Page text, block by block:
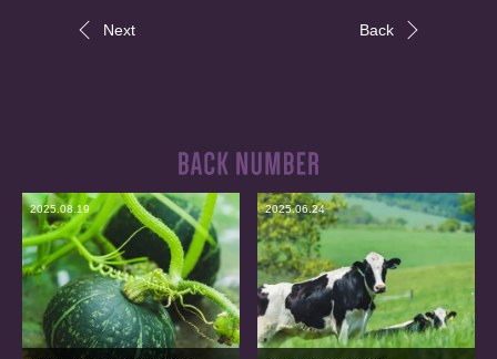
Next Back
2025.08.19 2025.06.24